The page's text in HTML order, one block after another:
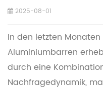
2025-08-01
In den letzten
Aluminiumbarren
durch eine
Nachfragedynamik,